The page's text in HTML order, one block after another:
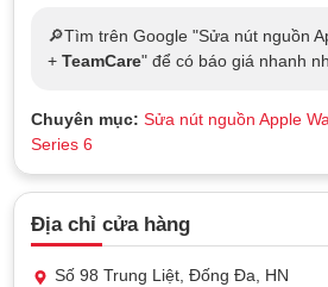
🔎Tìm trên Google "Sửa nút nguồn
+ TeamCare" để có báo giá nhanh
Chuyên mục: Sửa nút nguồn Apple
Series 6
Địa chỉ cửa hàng
Số 98 Trung Liệt, Đống Đa, HN